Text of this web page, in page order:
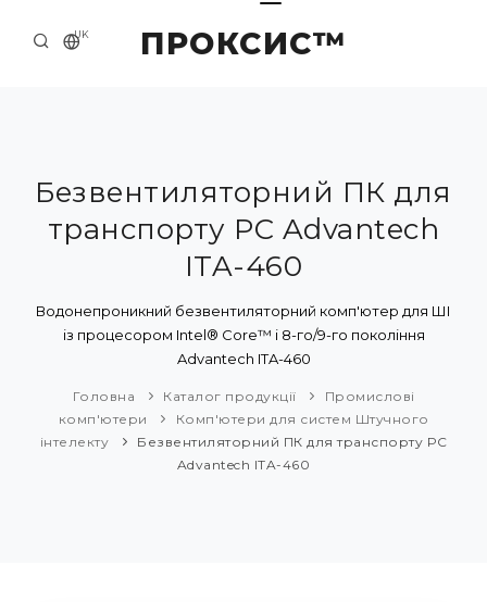
ПРОКСИС™
UK
ПРО НАС
ПРИКЛАДИ ТА РІШЕННЯ
КАТАЛОГ ПРОДУКЦІЇ
НОВИНИ
Безвентиляторний ПК для
транспорту PC Advantech
ITA-460
Водонепроникний безвентиляторний комп'ютер для ШІ
із процесором Intel® Core™ i 8-го/9-го покоління
Advantech ITA-460
Головна Каталог продукції
Промислові
комп'ютери
Комп'ютери для систем Штучного
інтелекту
Безвентиляторний ПК для транспорту PC
Advantech ITA-460